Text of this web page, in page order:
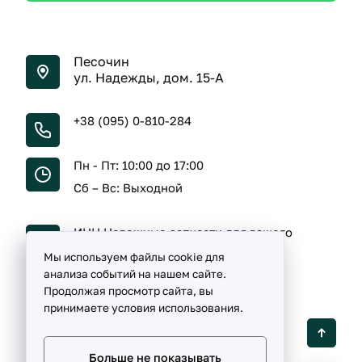
Песочин
ул. Надежды, дом. 15-А
+38 (095) 0-810-284
Пн - Пт: 10:00 до 17:00
Сб – Вс: Выходной
ИНН Надежные запчасти для вашего
автомобиля
Мы используем файлы cookie для
анализа событий на нашем сайте.
Продолжая просмотр сайта, вы
принимаете условия использования.
Больше не показывать